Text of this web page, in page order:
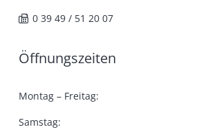
0 39 49 / 51 20 07
Öffnungszeiten
Montag – Freitag:
Samstag: